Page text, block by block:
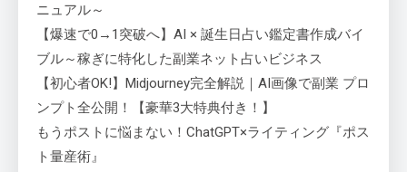
ニュアル～
【爆速で0→1突破へ】AI × 誕生日占い鑑定書作成バイ
ブル～稼ぎに特化した副業ネット占いビジネス
【初心者OK!】Midjourney完全解説｜AI画像で副業 プロ
ンプト全公開！【豪華3大特典付き！】
もうポストに悩まない！ChatGPT×ライティング『ポス
ト量産術』